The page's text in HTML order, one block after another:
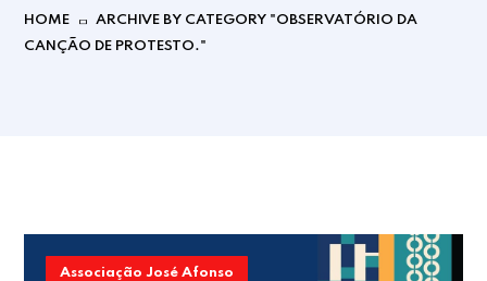
HOME
ARCHIVE BY CATEGORY "OBSERVATÓRIO DA
CANÇÃO DE PROTESTO."
Associação José Afonso